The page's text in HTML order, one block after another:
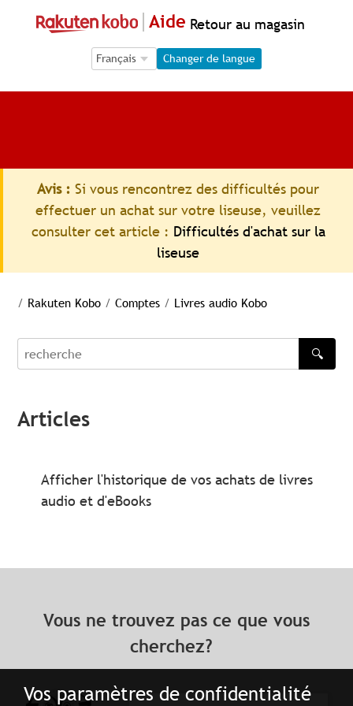
Vos paramètres de confidentialité
Aide Retour au magasin
Language Selection
Language Selection
Changer de langue
Avis : Si vous rencontrez des difficultés pour
effectuer un achat sur votre liseuse, veuillez
consulter cet article : Difficultés d'achat sur la
liseuse
/ Rakuten Kobo / Comptes / Livres audio Kobo
recherche
🔍
Articles
Afficher l'historique de vos achats de livres
audio et d'eBooks
Vous ne trouvez pas ce que vous
cherchez?